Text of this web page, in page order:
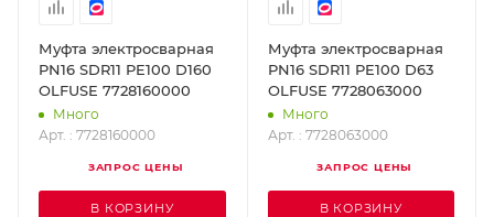
Муфта электросварная
PN16 SDR11 PE100 D160
OLFUSE 7728160000
Много
Арт. : 7728160000
ЗАПРОС ЦЕНЫ
В КОРЗИНУ
Муфта электросварная
PN16 SDR11 PE100 D63
OLFUSE 7728063000
Много
Арт. : 7728063000
ЗАПРОС ЦЕНЫ
В КОРЗИНУ